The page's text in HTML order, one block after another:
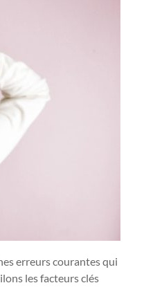
erreurs courantes qui
les facteurs clés